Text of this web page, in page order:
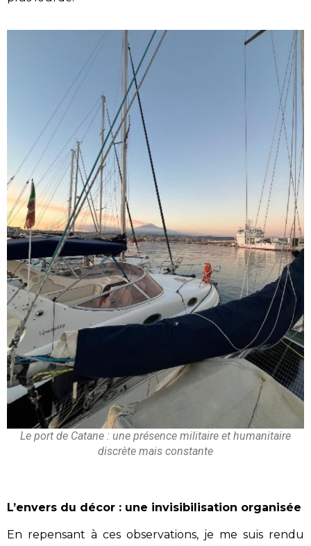
Le port de Catane : une présence militaire et humanitaire
discrète mais constante
L’envers du décor : une invisibilisation organisée
En repensant à ces observations, je me suis rendu